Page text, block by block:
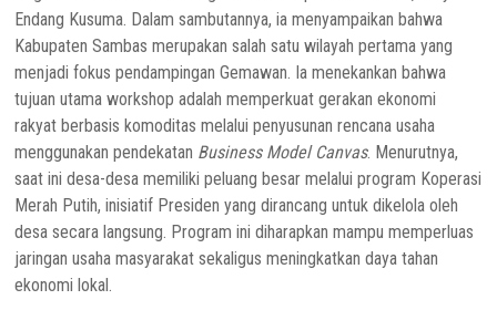
Endang Kusuma. Dalam sambutannya, ia menyampaikan bahwa
Kabupaten Sambas merupakan salah satu wilayah pertama yang
menjadi fokus pendampingan Gemawan. Ia menekankan bahwa
tujuan utama workshop adalah memperkuat gerakan ekonomi
rakyat berbasis komoditas melalui penyusunan rencana usaha
menggunakan pendekatan Business Model Canvas. Menurutnya,
saat ini desa-desa memiliki peluang besar melalui program Koperasi
Merah Putih, inisiatif Presiden yang dirancang untuk dikelola oleh
desa secara langsung. Program ini diharapkan mampu memperluas
jaringan usaha masyarakat sekaligus meningkatkan daya tahan
ekonomi lokal.